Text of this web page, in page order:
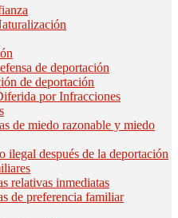
de deportación
de deportación
por Infracciones
de miedo razonable y miedo
ilegal después de la deportación
relativas inmediatas
de preferencia familiar